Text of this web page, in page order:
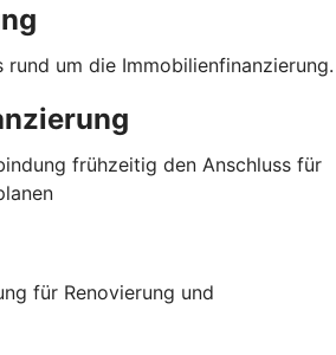
rund um die Immobilienfinanzierung.
frühzeitig den Anschluss für
für Renovierung und